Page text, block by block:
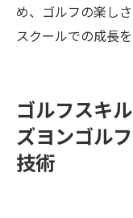
め、ゴルフの楽し
スクールでの成長
ゴルフスキ
ズヨンゴル
技術